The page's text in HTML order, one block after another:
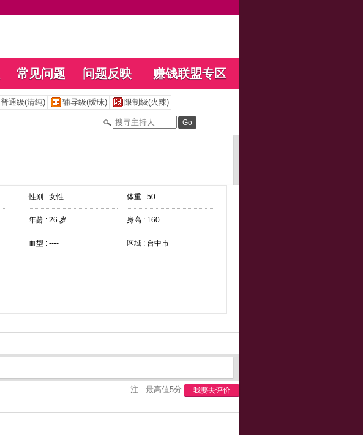
常见问题 问题反映 赚钱联盟专区
普通级(清纯) 辅导级(暧昧) 限制级(火辣)
性别 : 女性 体重 : 50
年龄 : 26 岁 身高 : 160
血型 : ---- 区域 : 台中市
注 : 最高值5分 我要去评价